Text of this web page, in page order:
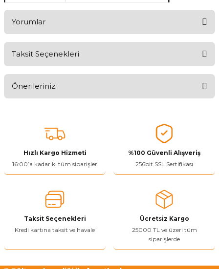
Yorumlar
Taksit Seçenekleri
Önerileriniz
tarafımıza iletebilirsiniz.
Görüş ve önerileriniz için teşekkür ederiz.
Ürün resmi kalitesiz, bozuk veya görüntülenemiyor.
Ürün bilgilerinde hatalar bulunuyor.
Ürün fiyatı diğer sitelerden daha pahalı.
Bu ürüne benzer farklı alternatifler olmalı.
Hızlı Kargo Hizmeti
16:00’a kadar ki tüm siparişler
%100 Güvenli Alışveriş
256bit SSL Sertifikası
Taksit Seçenekleri
Kredi kartına taksit ve havale
Ücretsiz Kargo
25000 TL ve üzeri tüm
siparişlerde